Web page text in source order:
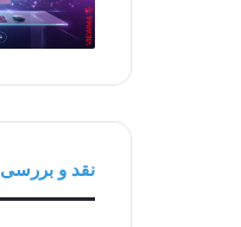
نقد و بررسی